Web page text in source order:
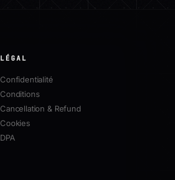
LÉGAL
Confidentialité
Conditions
Cancellation & Refund
Cookies
DPA